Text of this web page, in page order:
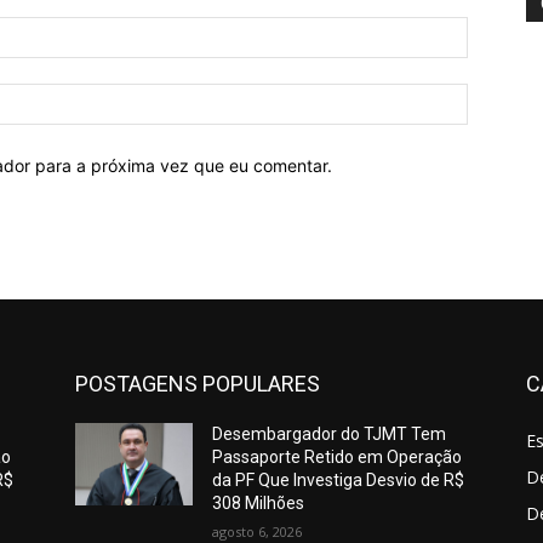
mail:*
para a próxima vez que eu comentar.
POSTAGENS POPULARES
Desembargador do TJMT Tem
Passaporte Retido em Operação
da PF Que Investiga Desvio de R$
308 Milhões
agosto 6, 2026